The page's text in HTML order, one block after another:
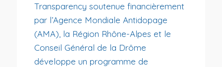
Transparency soutenue financièrement
par l’Agence Mondiale Antidopage
(AMA), la Région Rhône-Alpes et le
Conseil Général de la Drôme
développe un programme de